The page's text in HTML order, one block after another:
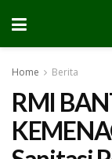
Home Berita
RMI